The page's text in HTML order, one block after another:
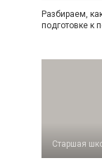
Разбираем,
подготовке к
Старшая